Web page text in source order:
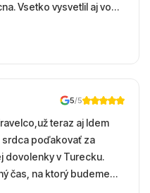
Vsetko vysvetlil aj vo
Hotel
prostredie, more,
5/5
teraz aj Idem
srdca poďakovať za
dovolenky v Turecku.
čas, na ktorý budeme